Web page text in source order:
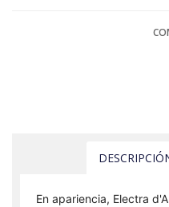
En apariencia, Electra